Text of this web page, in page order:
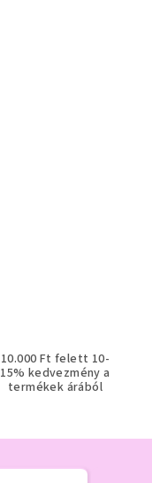
10.000 Ft felett 10-
15% kedvezmény a
termékek árából